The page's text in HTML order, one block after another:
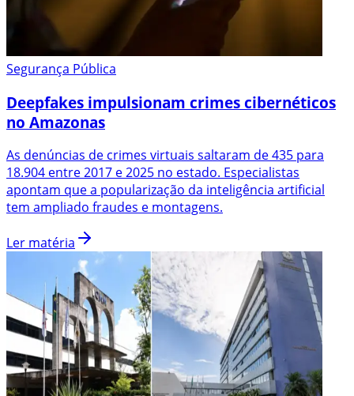
Segurança Pública
Deepfakes impulsionam crimes cibernéticos
no Amazonas
As denúncias de crimes virtuais saltaram de 435 para
18.904 entre 2017 e 2025 no estado. Especialistas
apontam que a popularização da inteligência artificial
tem ampliado fraudes e montagens.
Ler matéria